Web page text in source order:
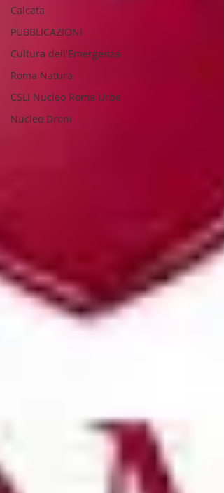
Calcata
PUBBLICAZIONI
Cultura dell'Emergenza
Roma Natura
CSLI Nucleo Roma Urbe
Nucleo Droni